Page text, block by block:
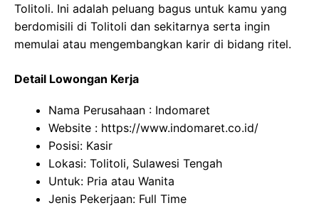
Tolitoli. Ini adalah peluang bagus untuk kamu yang
berdomisili di Tolitoli dan sekitarnya serta ingin
memulai atau mengembangkan karir di bidang ritel.
Detail Lowongan Kerja
Nama Perusahaan : Indomaret
Website : https://www.indomaret.co.id/
Posisi: Kasir
Lokasi: Tolitoli, Sulawesi Tengah
Untuk: Pria atau Wanita
Jenis Pekerjaan: Full Time